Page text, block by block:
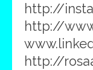
http://
http://
http://